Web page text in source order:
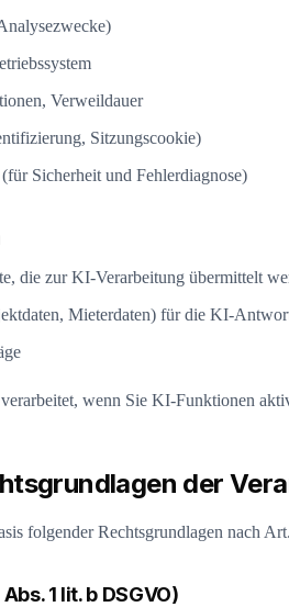
Verweildauer
Sitzungscookie)
Sicherheit und Fehlerdiagnose)
die zur KI-Verarbeitung übermittelt
Mieterdaten) für die KI-
wenn Sie KI-Funktionen
der
folgender Rechtsgrundlagen nach
1 lit. b DSGVO)